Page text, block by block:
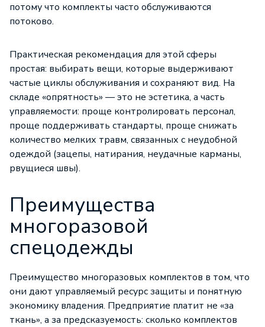
потому что комплекты часто обслуживаются
потоково.
Практическая рекомендация для этой сферы
простая: выбирать вещи, которые выдерживают
частые циклы обслуживания и сохраняют вид. На
складе «опрятность» — это не эстетика, а часть
управляемости: проще контролировать персонал,
проще поддерживать стандарты, проще снижать
количество мелких травм, связанных с неудобной
одеждой (зацепы, натирания, неудачные карманы,
рвущиеся швы).
Преимущества
многоразовой
спецодежды
Преимущество многоразовых комплектов в том, что
они дают управляемый ресурс защиты и понятную
экономику владения. Предприятие платит не «за
ткань», а за предсказуемость: сколько комплектов